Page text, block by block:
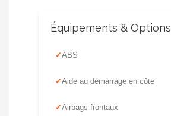
Équipements & Options
ABS
Aide au démarrage en côte
Airbags frontaux